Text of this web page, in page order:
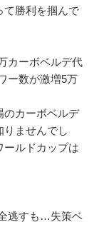
て勝利を掴んで
カーボベルデ代
ー数が激増5万
のカーボベルデ
りませんでし
ールドカップは
逃すも…失策ベ